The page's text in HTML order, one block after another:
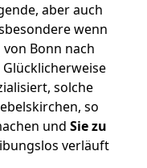
aber auch
wenn
Bonn nach
solche
so
und Sie zu
verläuft